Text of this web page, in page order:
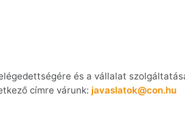
és a vállalat
címre várunk: javaslatok@con.hu